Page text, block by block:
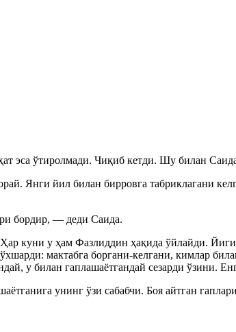
ўтиролмади. Чиқиб кетди. Шу билан
Янги йил билан бирровга табриклагани
бордир, — деди Саида.
у ҳам Фазлиддин ҳақида ўйлайди.
мактабга боргани-келгани, кимлар
у билан гаплашаётгандай сезарди ўзини.
унинг ўзи сабабчи. Боя айтган